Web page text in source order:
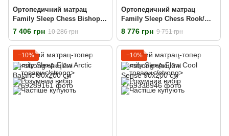
Ортопедичний матрац
Family Sleep Chess Bishop
90х200 см
7 406 грн 10 286 грн
Ортопедичний матрац
Family Sleep Chess Rook/
Рок 90x200 см
8 776 грн 9 751 грн
−10% −10%